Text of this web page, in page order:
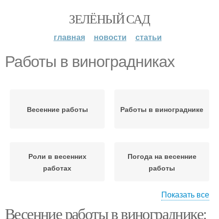
ЗЕЛЁНЫЙ САД
главная новости статьи
Работы в виноградниках
Весенние работы Работы в винограднике
Роли в весенних
работах
Погода на весенние
работы
Температура в
Октябрьские работы
Показать все
Весенние работы в винограднике: